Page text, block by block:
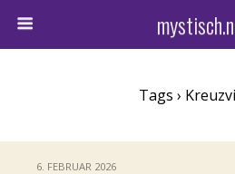
Tags ›
6. FEBRUAR 2026